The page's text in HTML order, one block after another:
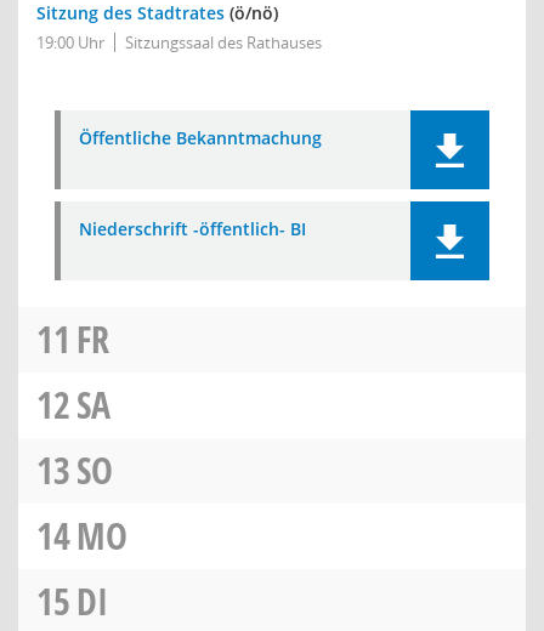
Sitzung des Stadtrates (ö/nö)
19:00 Uhr Sitzungssaal des Rathauses
Öffentliche Bekanntmachung
Niederschrift -öffentlich- BI
11 FR
12SA
13SO
14MO
15DI